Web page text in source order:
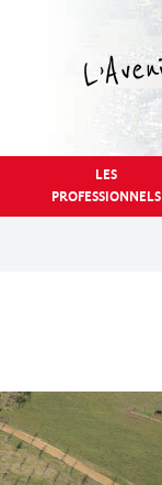
LES
PROFESSIONNELS